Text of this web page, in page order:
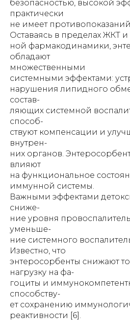
безопасностью, высокой
практически
не имеет
Оставаясь в пределах ЖКТ
ной фармакодинамики,
обладают
множественными
системными эффектами:
нарушения липидного
состав-
ляющих системной
способ-
ствуют компенсации и
внутрен-
них органов.
влияют
на функциональное
иммунной системы.
Важными эффектами
сниже-
ние уровня
уменьше-
ние системного
Известно, что
энтеросорбенты снижают
нагрузку на фа-
гоциты и
способству-
ет сохранению
реактивности [6].